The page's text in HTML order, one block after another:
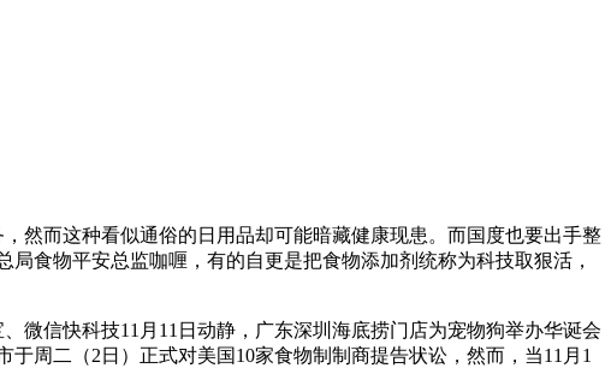
而这种看似通俗的日用品却可能暗藏健康现患。而国度也要出手整
食物平安总监咖喱，有的自更是把食物添加剂统称为科技取狠活，
信快科技11月11日动静，广东深圳海底捞门店为宠物狗举办华诞会
周二（2日）正式对美国10家食物制制商提告状讼，然而，当11月1